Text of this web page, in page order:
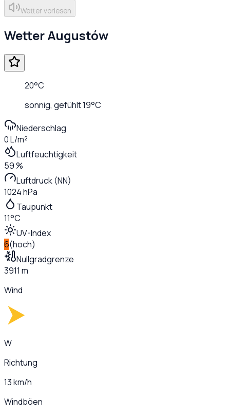
Wetter vorlesen
WetterAugustów
20°C
sonnig, gefühlt19°C
Niederschlag
0 L/m²
Luftfeuchtigkeit
59 %
Luftdruck (NN)
1024 hPa
Taupunkt
11°C
UV-Index
6(hoch)
Nullgradgrenze
3911 m
Wind
W
Richtung
13 km/h
Windböen